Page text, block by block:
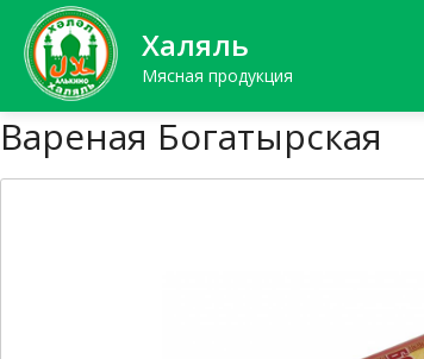
Халяль
Мясная продукция
Вареная Богатырская